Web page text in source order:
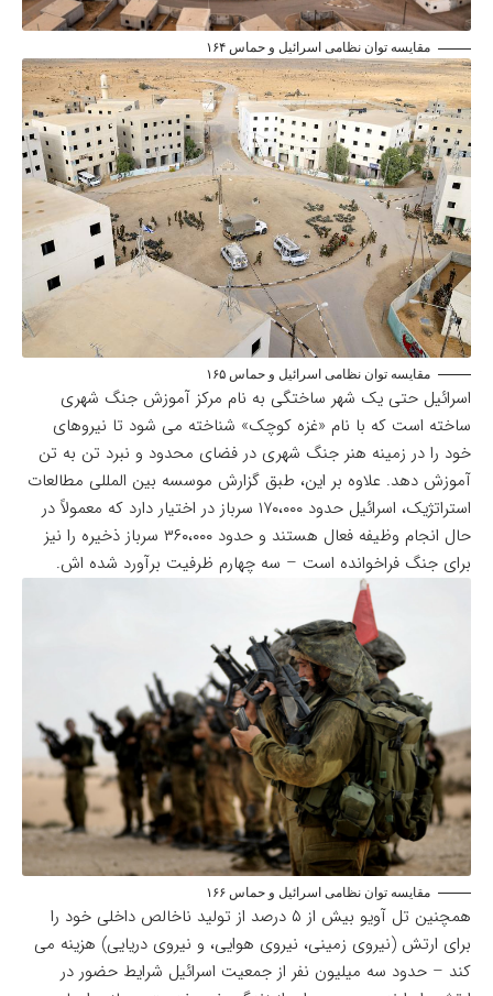
مقایسه توان نظامی اسرائیل و حماس ۱۶۴
مقایسه توان نظامی اسرائیل و حماس ۱۶۵
اسرائیل حتی یک شهر ساختگی به نام مرکز آموزش جنگ شهری
ساخته است که با نام «غزه کوچک» شناخته می شود تا نیروهای
خود را در زمینه هنر جنگ شهری در فضای محدود و نبرد تن به تن
آموزش دهد. علاوه بر این، طبق گزارش موسسه بین المللی مطالعات
استراتژیک، اسرائیل حدود ۱۷۰،۰۰۰ سرباز در اختیار دارد که معمولاً در
حال انجام وظیفه فعال هستند و حدود ۳۶۰،۰۰۰ سرباز ذخیره را نیز
برای جنگ فراخوانده است – سه چهارم ظرفیت برآورد شده اش.
مقایسه توان نظامی اسرائیل و حماس ۱۶۶
همچنین تل آویو بیش از ۵ درصد از تولید ناخالص داخلی خود را
برای ارتش (نیروی زمینی، نیروی هوایی، و نیروی دریایی) هزینه می
کند – حدود سه میلیون نفر از جمعیت اسرائیل شرایط حضور در